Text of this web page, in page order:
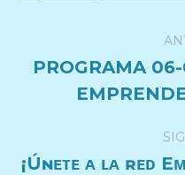
Navegación
entre
PROGRAMA
¡Úɴᴇᴛᴇ ᴀ ʟᴀ ʀᴇᴅ